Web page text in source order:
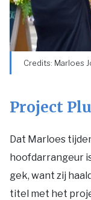
Credits: Marloes
Project
Dat Marloes
hoofdarrangeur
gek, want zij
titel met het